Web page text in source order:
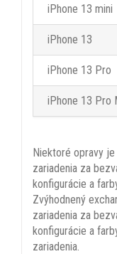
iPhone 13 mini
iPhone 13
iPhone 13 Pro
iPhone 13 Pro
Niektoré opravy
zariadenia za
konfigurácie a
Zvýhodnený
zariadenia za
konfigurácie a
zariadenia.